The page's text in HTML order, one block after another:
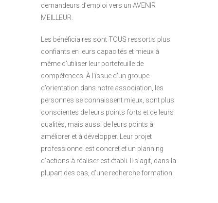
demandeurs d’emploi vers un AVENIR
MEILLEUR.
Les bénéficiaires sont TOUS ressortis plus
confiants en leurs capacités et mieux à
même d’utiliser leur portefeuille de
compétences. À l’issue d’un groupe
d’orientation dans notre association, les
personnes se connaissent mieux, sont plus
conscientes de leurs points forts et de leurs
qualités, mais aussi de leurs points à
améliorer et à développer. Leur projet
professionnel est concret et un planning
d’actions à réaliser est établi. Il s’agit, dans la
plupart des cas, d’une recherche formation.